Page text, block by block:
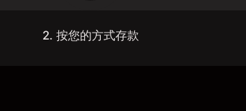
2. 按您的方式存款